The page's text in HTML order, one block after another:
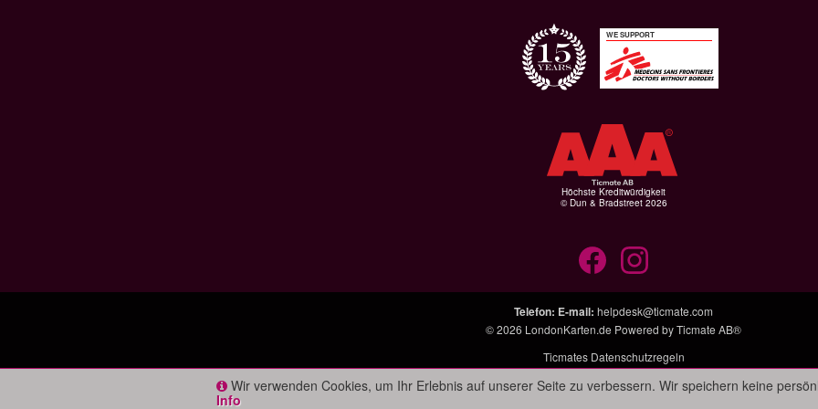
WE SUPPORT
Höchste Kreditwürdigkeit
© Dun & Bradstreet 2026
Telefon: E-mail: helpdesk@ticmate.com
© 2026 LondonKarten.de Powered byTicmate AB®
Ticmates Datenschutzregeln
Wir verwenden Cookies, um Ihr Erlebnis auf unserer Seite zu verbessern. Wir speichern keine
Info